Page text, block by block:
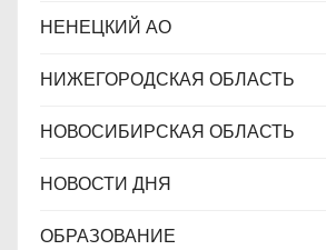
НЕНЕЦКИЙ АО
НИЖЕГОРОДСКАЯ ОБЛАСТЬ
НОВОСИБИРСКАЯ ОБЛАСТЬ
НОВОСТИ ДНЯ
ОБРАЗОВАНИЕ